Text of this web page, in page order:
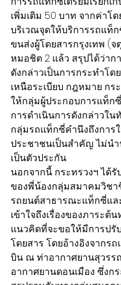
เพิ่มเติม 50 บาท จากค่าโ
บริเวณจุดให้บริการรถแท็
ขนส่งผู้โดยสารกรุงเทพ (จ
หมอชิต 2 แล้ว สรุปได้ว่าก
ดังกล่าวเป็นการกระทำโ
เหนือระเบียบ กฎหมาย กร
ให้กลุ่มผู้ประกอบการแท็ก
การดำเนินการดังกล่าวใ
กลุ่มรถแท็กซี่คำนึงถึงการ
ประชาชนเป็นสำคัญ ไม่น
เป็นตัวประกัน
นอกจากนี้ กระทรวงฯ ได้
ของพี่น้องกลุ่มสมาคมวิช
รถยนต์สาธารณะแท็กซี่แล
เข้าใจถึงเรื่องของภาระต้
แนวคิดที่จะขอให้มีการปรั
โดยสาร โดยอ้างอิงจากร
บิน ณ ท่าอากาศยานสุวร
อากาศยานดอนเมือง ซึ่งก